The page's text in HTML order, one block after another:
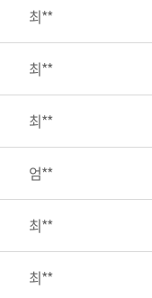
최**
최**
최**
엄**
최**
최**